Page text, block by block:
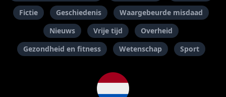
Fictie
Geschiedenis
Waargebeurde misdaad
Nieuws
Vrije tijd
Overheid
Gezondheid en fitness
Wetenschap Sport